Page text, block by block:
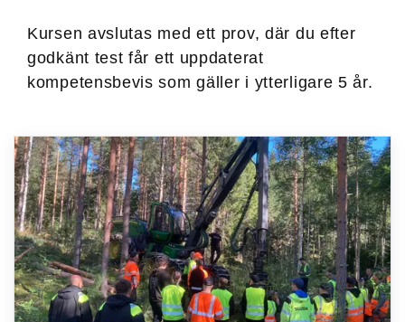
Kursen avslutas med ett prov, där du efter
godkänt test får ett uppdaterat
kompetensbevis som gäller i ytterligare 5 år.